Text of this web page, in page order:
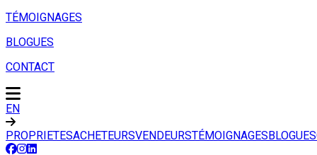
TÉMOIGNAGES
BLOGUES
CONTACT
EN
PROPRIETESACHETEURSVENDEURSTÉMOIGNAGESBLOGUES